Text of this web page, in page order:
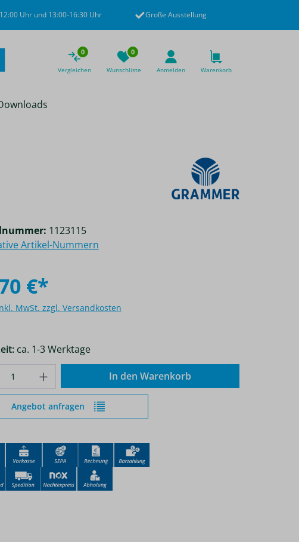
Uhr und 13:00-16:30 Uhr Große Ausstellung
0
Vergleichen
0
Wunschliste Anmelden Warenkorb
€*
MwSt. zzgl. Versandkosten
ca. 1-3 Werktage
1123115
Artikel-Nummern
Anzahl: Gib den gewünschten Wert ein
In den Warenkorb
Angebot anfragen